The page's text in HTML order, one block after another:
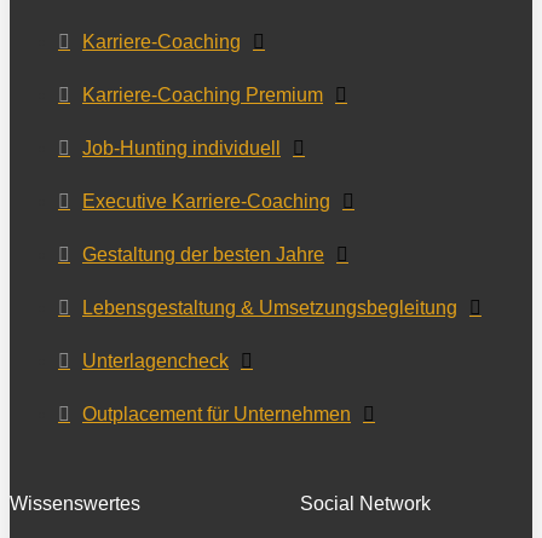
Karriere-Coaching
Karriere-Coaching Premium
Job-Hunting individuell
Executive Karriere-Coaching
Gestaltung der besten Jahre
Lebensgestaltung & Umsetzungsbegleitung
Unterlagencheck
Outplacement für Unternehmen
Wissenswertes Social Network